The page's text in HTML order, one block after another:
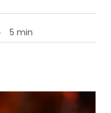
5 min